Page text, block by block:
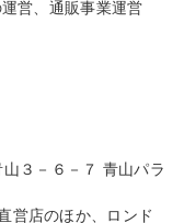
営、通販事業運営
３－６－７ 青山パラ
営店のほか、ロンド